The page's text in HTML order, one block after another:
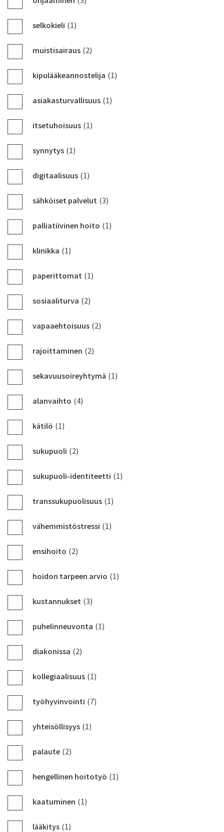
selkokieli (1)
muistisairaus (2)
kipulääkeannostelija (1)
asiakasturvallisuus (1)
itsetuhoisuus (1)
synnytys (1)
digitaalisuus (1)
sähköiset palvelut (3)
palliatiivinen hoito (1)
klinikka (1)
paperittomat (1)
sosiaaliturva (2)
vapaaehtoisuus (2)
rajoittaminen (2)
sekavuusoireyhtymä (1)
alanvaihto (4)
kätilö (1)
sukupuoli (2)
sukupuoli-identiteetti (1)
transsukupuolisuus (1)
vähemmistöstressi (1)
ensihoito (2)
hoidon tarpeen arvio (1)
kustannukset (3)
puhelinneuvonta (1)
diakonissa (2)
kollegiaalisuus (1)
työhyvinvointi (7)
yhteisöllisyys (1)
palaute (2)
hengellinen hoitotyö (1)
kaatuminen (1)
lääkitys (1)